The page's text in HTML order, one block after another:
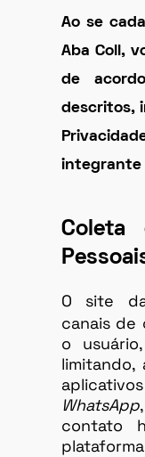
Ao se
Aba Coll ,
de
descritos,
integrante
Coleta
O site
canais de
o
limitando,
WhatsApp
contato